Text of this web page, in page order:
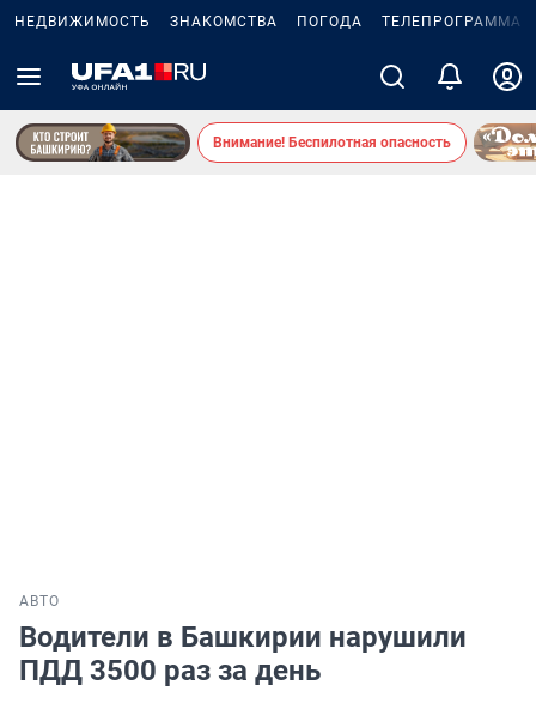
НЕДВИЖИМОСТЬ ЗНАКОМСТВА ПОГОДА ТЕЛЕПРОГРАММА
Внимание! Беспилотная опасность
АВТО
Водители в Башкирии нарушили
ПДД 3500 раз за день